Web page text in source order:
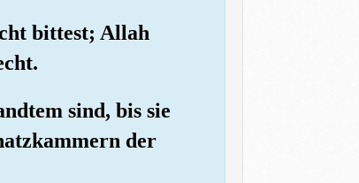
bittest; Allah
sind, bis sie
der